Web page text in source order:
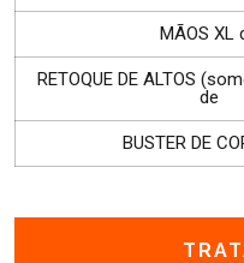
MÃOS XL
RETOQUE DE ALTOS
de
BUSTER DE